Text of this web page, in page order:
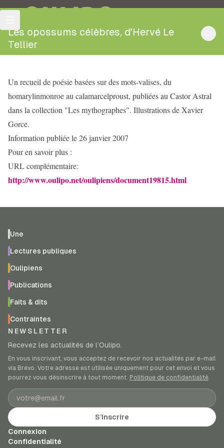
OULIPO
Les opossums célèbres, d'Hervé Le
Tellier
Un recueil de poésie basées sur des mots-valises, du
homarylinmonroe au calamarcelproust, publiées au Castor Astral
dans la collection "Les mythographes". Illustrations de Xavier
Gorce.
Information publiée le 26 janvier 2007
Pour en savoir plus :
URL complémentaire:
http://www.oulipo.net/oulipiens/document19815.html
Une
Lectures publiques
Oulipiens
Publications
Faits & dits
Contraintes
NEWSLETTER
Recevez les actualités de l’Oulipo.
En vous inscrivant, vous acceptez de recevoir nos actualités par e-mail
via Brevo. Votre adresse est utilisée uniquement pour cet envoi et vous
pourrez vous désinscrire à tout moment. Politique de confidentialité.
Adresse e-mail
S’inscrire
Connexion
Confidentialité